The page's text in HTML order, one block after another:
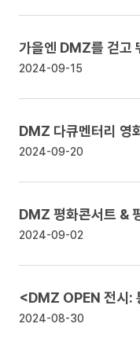
2024-09-15
DMZ 다큐멘터리 영
2024-09-20
2024-09-02
<DMZ OPEN 전시:
2024-08-30